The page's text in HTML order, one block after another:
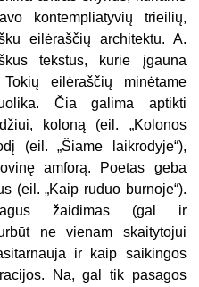
kontempliatyvių trieilių,
eilėraščių architektu. A.
tekstus, kurie įgauna
eilėraščių minėtame
Čia galima aptikti
koloną (eil. „Kolonos
(eil. „Šiame laikrodyje“),
amforą. Poetas geba
(eil. „Kaip ruduo burnoje“).
žaidimas (gal ir
ne vienam skaitytojui
ir kaip saikingos
Na, gal tik pasagos